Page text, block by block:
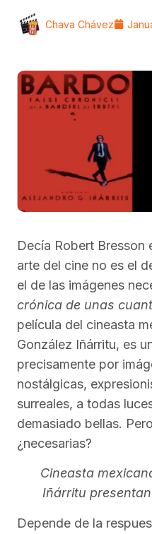
Chava Chávez
Decía Robert Bresson
arte del cine no es el
el de las imágenes
crónica de unas
película del cineasta
González Iñárritu, es
precisamente por
nostálgicas,
surreales, a todas
demasiado bellas.
¿necesarias?
Cineasta
Iñárritu
Depende de la